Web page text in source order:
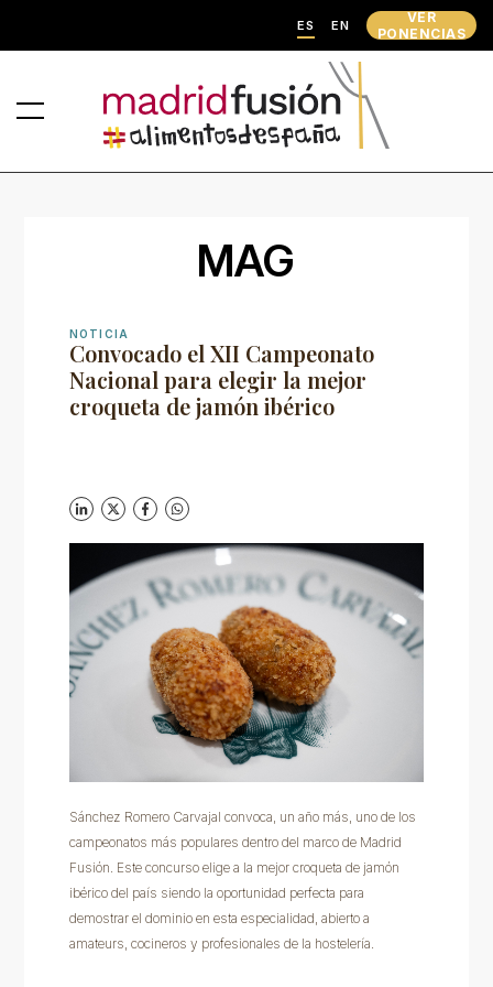
ES EN
VER
PONENCIAS
MAG
NOTICIA
Convocado el XII Campeonato
Nacional para elegir la mejor
croqueta de jamón ibérico
Sánchez Romero Carvajal convoca, un año más, uno de los
campeonatos más populares dentro del marco de Madrid
Fusión. Este concurso elige a la mejor croqueta de jamón
ibérico del país siendo la oportunidad perfecta para
demostrar el dominio en esta especialidad, abierto a
amateurs, cocineros y profesionales de la hostelería.